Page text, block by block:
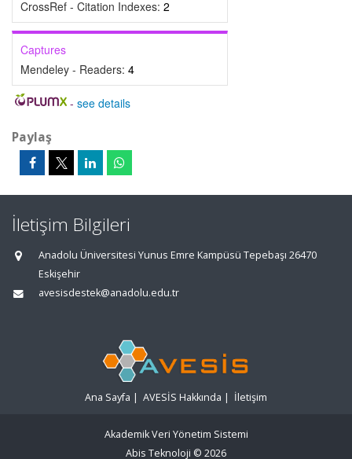
CrossRef - Citation Indexes: 2
Captures
Mendeley - Readers: 4
- see details
Paylaş
İletişim Bilgileri
Anadolu Üniversitesi Yunus Emre Kampüsü Tepebaşı 26470
Eskişehir
avesisdestek@anadolu.edu.tr
Ana Sayfa | AVESİS Hakkında | İletişim
Akademik Veri Yönetim Sistemi
Abis Teknoloji © 2026